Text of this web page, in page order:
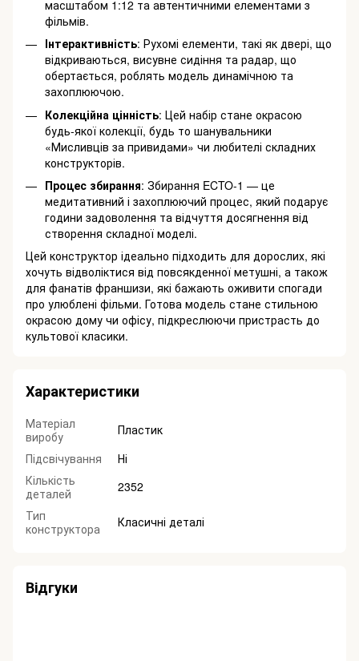
масштабом 1:12 та автентичними елементами з
фільмів.
Інтерактивність: Рухомі елементи, такі як двері, що
відкриваються, висувне сидіння та радар, що
обертається, роблять модель динамічною та
захоплюючою.
Колекційна цінність: Цей набір стане окрасою
будь-якої колекції, будь то шанувальники
«Мисливців за привидами» чи любителі складних
конструкторів.
Процес збирання: Збирання ECTO-1 — це
медитативний і захоплюючий процес, який подарує
години задоволення та відчуття досягнення від
створення складної моделі.
Цей конструктор ідеально підходить для дорослих, які
хочуть відволіктися від повсякденної метушні, а також
для фанатів франшизи, які бажають оживити спогади
про улюблені фільми. Готова модель стане стильною
окрасою дому чи офісу, підкреслюючи пристрасть до
культової класики.
Характеристики
Матеріал
виробу
Пластик
Підсвічування
Ні
Кількість
деталей
2352
Тип
конструктора
Класичні деталі
Відгуки